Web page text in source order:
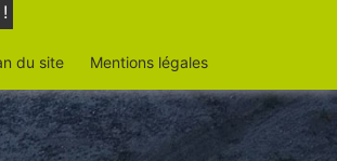
du site Mentions légales